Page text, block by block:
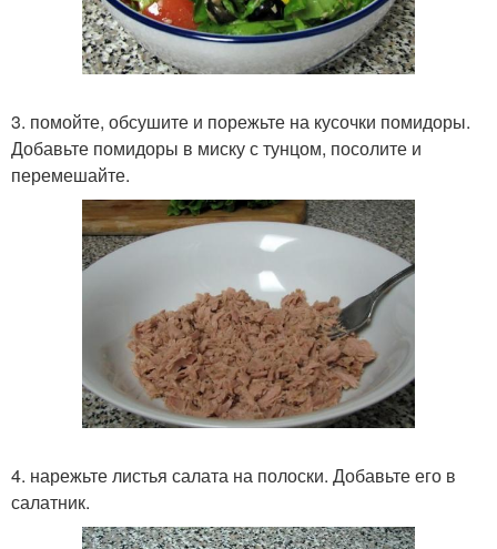
3. помойте, обсушите и порежьте на кусочки помидоры.
Добавьте помидоры в миску с тунцом, посолите и
перемешайте.
4. нарежьте листья салата на полоски. Добавьте его в
салатник.